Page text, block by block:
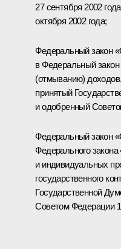
27 сентября 2002
октября 2002 года;
Федеральный закон
в Федеральный
(отмыванию)
принятый
и одобренный
Федеральный закон
Федерального
и индивидуальных
государственного
Государственной
Советом Федерации